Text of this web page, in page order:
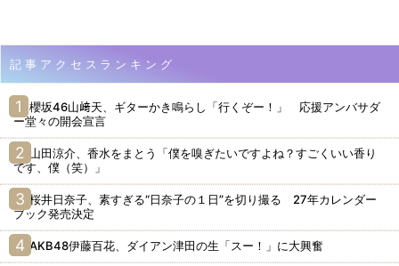
記事アクセスランキング
櫻坂46山﨑天、ギターかき鳴らし「行くぞー！」 応援アンバサダ
ー堂々の開会宣言
山田涼介、香水をまとう「僕を嗅ぎたいですよね？すごくいい香り
です、僕（笑）」
桜井日奈子、素すぎる“日奈子の１日”を切り撮る 27年カレンダー
ブック発売決定
AKB48伊藤百花、ダイアン津田の生「スー！」に大興奮